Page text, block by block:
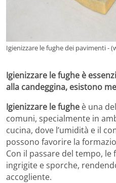
Igienizzare le fughe dei pavimenti -
Igienizzare le fughe è
alla candeggina, esistono
Igienizzare le fughe è una
comuni, specialmente in
cucina, dove l’umidità e il
possono favorire la
Con il passare del tempo,
ingrigite e sporche,
accogliente.